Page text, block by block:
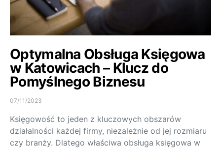
Optymalna Obsługa Księgowa
w Katowicach – Klucz do
Pomyślnego Biznesu
07/11/2023
Księgowość to jeden z kluczowych obszarów
działalności każdej firmy, niezależnie od jej rozmiaru
czy branży. Dlatego właściwa obsługa księgowa w